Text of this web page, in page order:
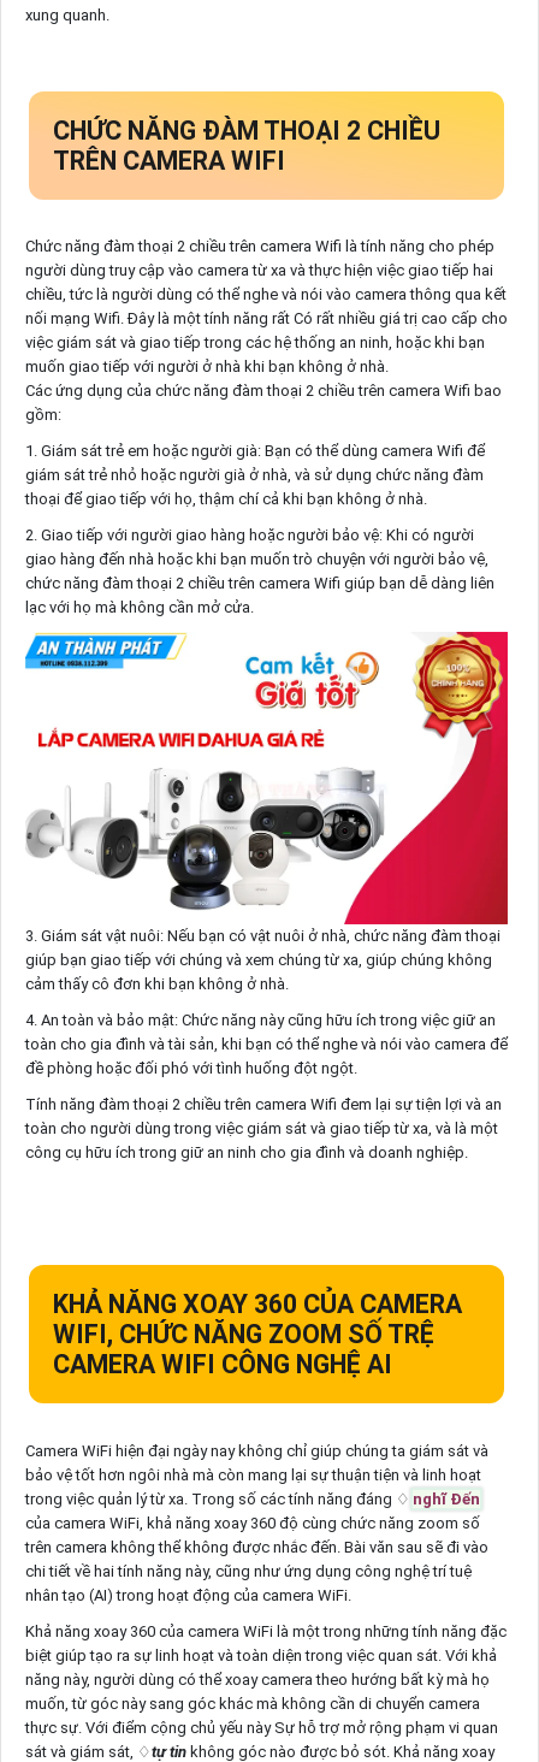
xung quanh.
CHỨC NĂNG ĐÀM THOẠI 2 CHIỀU
TRÊN CAMERA WIFI
Chức năng đàm thoại 2 chiều trên camera Wifi là tính năng cho phép
người dùng truy cập vào camera từ xa và thực hiện việc giao tiếp hai
chiều, tức là người dùng có thể nghe và nói vào camera thông qua kết
nối mạng Wifi. Đây là một tính năng rất Có rất nhiều giá trị cao cấp cho
việc giám sát và giao tiếp trong các hệ thống an ninh, hoặc khi bạn
muốn giao tiếp với người ở nhà khi bạn không ở nhà.
Các ứng dụng của chức năng đàm thoại 2 chiều trên camera Wifi bao
gồm:
1. Giám sát trẻ em hoặc người già: Bạn có thể dùng camera Wifi để
giám sát trẻ nhỏ hoặc người già ở nhà, và sử dụng chức năng đàm
thoại để giao tiếp với họ, thậm chí cả khi bạn không ở nhà.
2. Giao tiếp với người giao hàng hoặc người bảo vệ: Khi có người
giao hàng đến nhà hoặc khi bạn muốn trò chuyện với người bảo vệ,
chức năng đàm thoại 2 chiều trên camera Wifi giúp bạn dễ dàng liên
lạc với họ mà không cần mở cửa.
3. Giám sát vật nuôi: Nếu bạn có vật nuôi ở nhà, chức năng đàm thoại
giúp bạn giao tiếp với chúng và xem chúng từ xa, giúp chúng không
cảm thấy cô đơn khi bạn không ở nhà.
4. An toàn và bảo mật: Chức năng này cũng hữu ích trong việc giữ an
toàn cho gia đình và tài sản, khi bạn có thể nghe và nói vào camera để
đề phòng hoặc đối phó với tình huống đột ngột.
Tính năng đàm thoại 2 chiều trên camera Wifi đem lại sự tiện lợi và an
toàn cho người dùng trong việc giám sát và giao tiếp từ xa, và là một
công cụ hữu ích trong giữ an ninh cho gia đình và doanh nghiệp.
KHẢ NĂNG XOAY 360 CỦA CAMERA
WIFI, CHỨC NĂNG ZOOM SỐ TRỆ
CAMERA WIFI CÔNG NGHỆ AI
Camera WiFi hiện đại ngày nay không chỉ giúp chúng ta giám sát và
bảo vệ tốt hơn ngôi nhà mà còn mang lại sự thuận tiện và linh hoạt
trong việc quản lý từ xa. Trong số các tính năng đáng ♢ nghĩ Đến
của camera WiFi, khả năng xoay 360 độ cùng chức năng zoom số
trên camera không thể không được nhắc đến. Bài văn sau sẽ đi vào
chi tiết về hai tính năng này, cũng như ứng dụng công nghệ trí tuệ
nhân tạo (AI) trong hoạt động của camera WiFi.
Khả năng xoay 360 của camera WiFi là một trong những tính năng đặc
biệt giúp tạo ra sự linh hoạt và toàn diện trong việc quan sát. Với khả
năng này, người dùng có thể xoay camera theo hướng bất kỳ mà họ
muốn, từ góc này sang góc khác mà không cần di chuyển camera
thực sự. Với điểm cộng chủ yếu này Sự hỗ trợ mở rộng phạm vi quan
sát và giám sát, ♢tự tinkhông góc nào được bỏ sót. Khả năng xoay